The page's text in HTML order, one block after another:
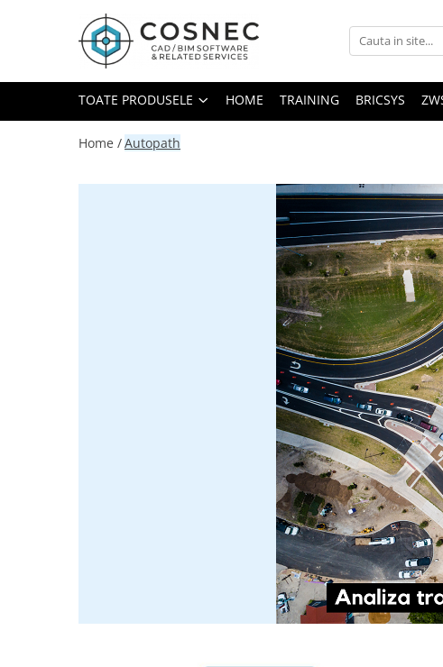
Toate Produsele
Arhitectura / Constructii
Bim 4D/5D
Infrastructura
TOATE PRODUSELE HOME TRAINING BRICSYS
Home /Autopath